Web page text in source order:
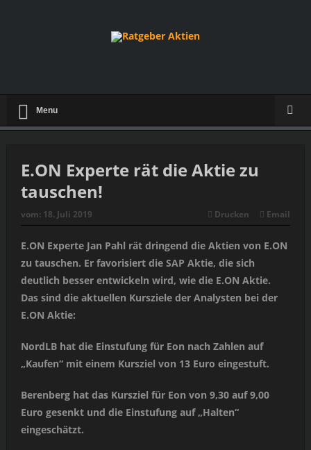
Menu
E.ON Experte rät die Aktie zu
tauschen!
vom: 18. Juli 2019 Drucken Email
E.ON Experte Jan Pahl rät dringend die Aktien von E.ON
zu tauschen. Er favorisiert die SAP Aktie, die sich
deutlich besser entwickeln wird, wie die E.ON Aktie.
Das sind die aktuellen Kursziele der Analysten bei der
E.ON Aktie:
NordLB hat die Einstufung für Eon nach Zahlen auf
„Kaufen“ mit einem Kursziel von 13 Euro eingestuft.
Berenberg hat das Kursziel für Eon von 9,30 auf 9,00
Euro gesenkt und die Einstufung auf „Halten“
eingeschätzt.